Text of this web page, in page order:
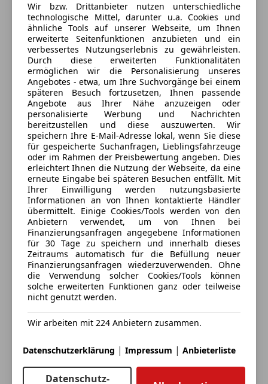
Jetzt berechnen
Verkäufer Privat
1220 Wien, AT
Anbieter kontaktieren
Deine Nachricht
Fahrzeuge mich zu kontaktieren.
Wir bzw. Drittanbieter nutzen unterschiedliche
technologische Mittel, darunter u.a. Cookies und
ähnliche Tools auf unserer Webseite, um Ihnen
erweiterte Seitenfunktionen anzubieten und ein
verbessertes Nutzungserlebnis zu gewährleisten.
Durch diese erweiterten Funktionalitäten
ermöglichen wir die Personalisierung unseres
Angebotes - etwa, um Ihre Suchvorgänge bei einem
späteren Besuch fortzusetzen, Ihnen passende
Angebote aus Ihrer Nähe anzuzeigen oder
personalisierte Werbung und Nachrichten
bereitzustellen und diese auszuwerten. Wir
speichern Ihre E-Mail-Adresse lokal, wenn Sie diese
für gespeicherte Suchanfragen, Lieblingsfahrzeuge
oder im Rahmen der Preisbewertung angeben. Dies
erleichtert Ihnen die Nutzung der Webseite, da eine
erneute Eingabe bei späteren Besuchen entfällt. Mit
Ihrer Einwilligung werden nutzungsbasierte
Informationen an von Ihnen kontaktierte Händler
übermittelt. Einige Cookies/Tools werden von den
Anbietern verwendet, um von Ihnen bei
Finanzierungsanfragen angegebene Informationen
für 30 Tage zu speichern und innerhalb dieses
Zeitraums automatisch für die Befüllung neuer
Finanzierungsanfragen wiederzuverwenden. Ohne
die Verwendung solcher Cookies/Tools können
solche erweiterten Funktionen ganz oder teilweise
nicht genutzt werden.
Wir arbeiten mit 224 Anbietern zusammen.
Datenschutzerklärung | Impressum | Anbieterliste
Datenschutz-